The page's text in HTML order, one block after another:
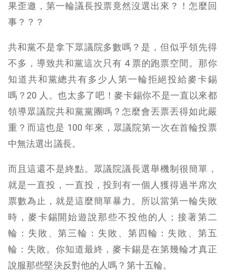
果歪邀，第一輪議長投票竟然沒選出來？！怎麼回
事？？？
共和黨不是拿下眾議院多數嗎？是，但似乎領先得
不多，導致共和黨這次只有 4 票的跑票空間。那你
知道共和黨總共有多少人第一輪拒絕投給麥卡錫
嗎？20 人。也太多了吧！麥卡錫你不是一直以來都
領導眾議院共和黨黨團嗎？怎麼會丟票丟得如此嚴
重？而這也是 100 年來，眾議院第一次在首輪投票
中無法選出議長。
而且這還不是終點。眾議院議長選舉機制很簡單，
就是一直投，一直投，投到有一個人獲得過半席次
票數為止，就是這麼簡單暴力。所以當第一輪失敗
時，麥卡錫開始遊說那些不投他的人；接著第二
輪：失敗、第三輪：失敗、第四輪：失敗、第五
輪：失敗。你知道最終，麥卡錫是在第幾輪才真正
說服那些堅決反對他的人嗎？第十五輪。